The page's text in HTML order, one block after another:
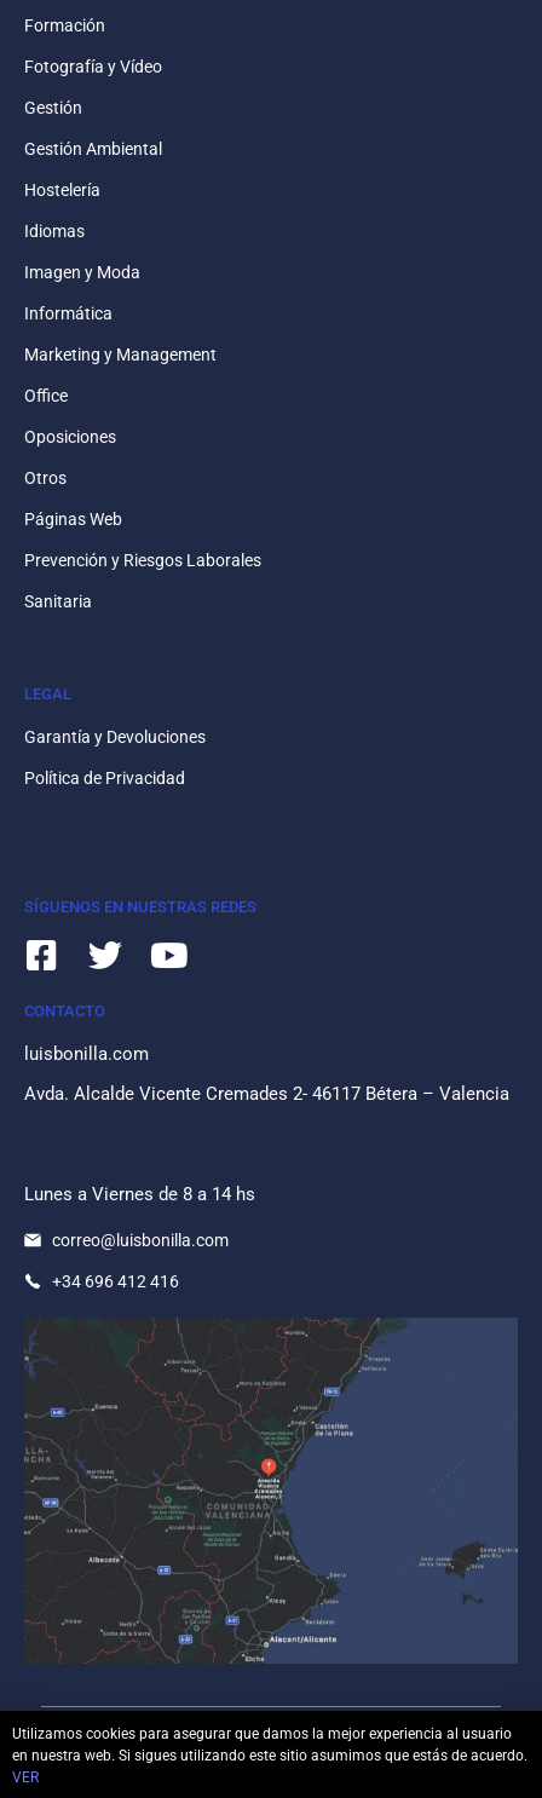
Formación
Fotografía y Vídeo
Gestión
Gestión Ambiental
Hostelería
Idiomas
Imagen y Moda
Informática
Marketing y Management
Office
Oposiciones
Otros
Páginas Web
Prevención y Riesgos Laborales
Sanitaria
LEGAL
Garantía y Devoluciones
Política de Privacidad
SÍGUENOS EN NUESTRAS REDES
CONTACTO
luisbonilla.com
Avda. Alcalde Vicente Cremades 2- 46117 Bétera – Valencia
Lunes a Viernes de 8 a 14 hs
correo@luisbonilla.com
+34 696 412 416
Utilizamos cookies para asegurar que damos la mejor experiencia al usuario
en nuestra web. Si sigues utilizando este sitio asumimos que estás de acuerdo.
VER